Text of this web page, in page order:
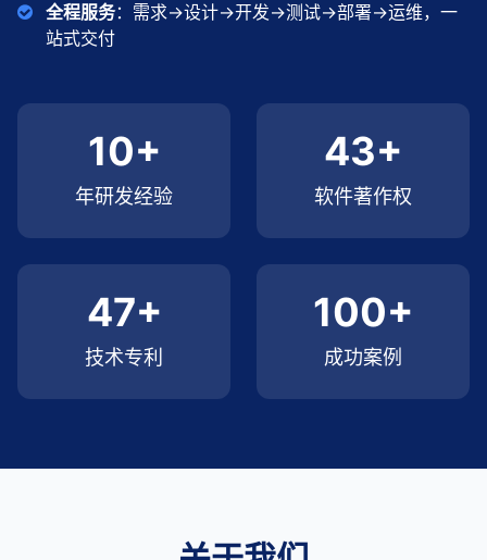
全程服务：需求→设计→开发→测试→部署→运维，一
站式交付
10+
年研发经验
43+
软件著作权
47+
技术专利
100+
成功案例